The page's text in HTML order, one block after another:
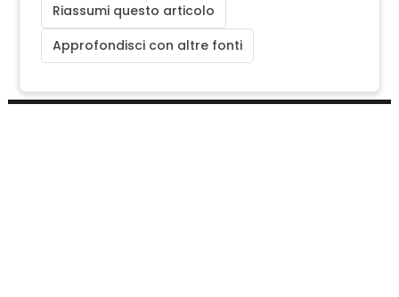
Riassumi questo articolo
Approfondisci con altre fonti